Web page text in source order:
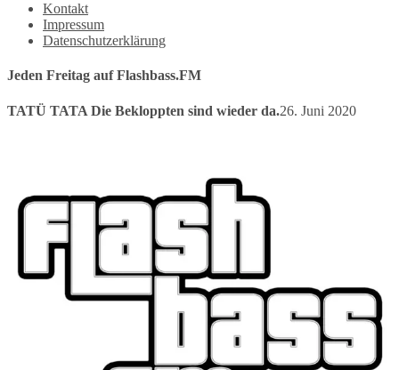
Kontakt
Impressum
Datenschutzerklärung
Jeden Freitag auf Flashbass.FM
TATÜ TATA Die Bekloppten sind wieder da.26. Juni 2020